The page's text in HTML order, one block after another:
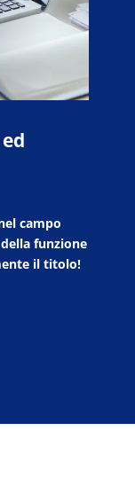
campo
funzione
il titolo!